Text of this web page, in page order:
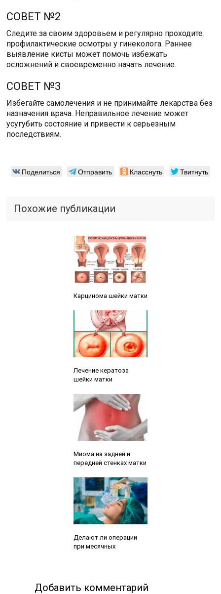
СОВЕТ №2
Следите за своим здоровьем и регулярно проходите
профилактические осмотры у гинеколога. Раннее
выявление кисты может помочь избежать
осложнений и своевременно начать лечение.
СОВЕТ №3
Избегайте самолечения и не принимайте лекарства без
назначения врача. Неправильное лечение может
усугубить состояние и привести к серьезным
последствиям.
Поделиться Отправить Класснуть Твитнуть
Похожие публикации
Карцинома шейки матки
Лечение кератоза
шейки матки
Миома на задней и
передней стенках матки
Делают ли операции
при месячных
Добавить комментарий